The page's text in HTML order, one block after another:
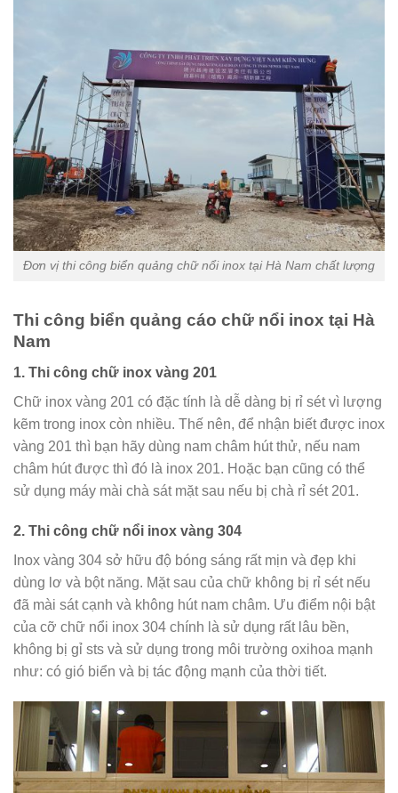
Đơn vị thi công biển quảng chữ nổi inox tại Hà Nam chất lượng
Thi công biển quảng cáo chữ nổi inox tại Hà
Nam
1. Thi công chữ inox vàng 201
Chữ inox vàng 201 có đặc tính là dễ dàng bị rỉ sét vì lượng
kẽm trong inox còn nhiều. Thế nên, để nhận biết được inox
vàng 201 thì bạn hãy dùng nam châm hút thử, nếu nam
châm hút được thì đó là inox 201. Hoặc bạn cũng có thể
sử dụng máy mài chà sát mặt sau nếu bị chà rỉ sét 201.
2. Thi công chữ nổi inox vàng 304
Inox vàng 304 sở hữu độ bóng sáng rất mịn và đẹp khi
dùng lơ và bột năng. Mặt sau của chữ không bị rỉ sét nếu
đã mài sát cạnh và không hút nam châm. Ưu điểm nội bật
của cỡ chữ nổi inox 304 chính là sử dụng rất lâu bền,
không bị gỉ sts và sử dụng trong môi trường oxihoa mạnh
như: có gió biển và bị tác động mạnh của thời tiết.